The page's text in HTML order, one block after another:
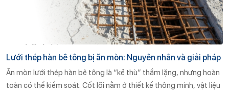
Lưới thép hàn bê tông bị ăn mòn: Nguyên nhân và giải pháp
Ăn mòn lưới thép hàn bê tông là “kẻ thù” thầm lặng, nhưng hoàn
toàn có thể kiểm soát. Cốt lõi nằm ở thiết kế thông minh, vật liệu